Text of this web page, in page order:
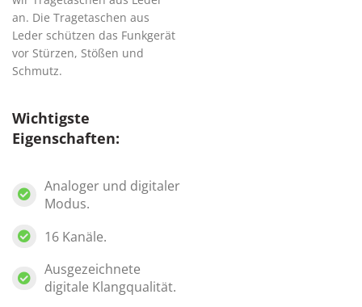
an. Die Tragetaschen aus
Leder schützen das Funkgerät
vor Stürzen, Stößen und
Schmutz.
Wichtigste
Eigenschaften:
Analoger und digitaler
Modus.
16 Kanäle.
Ausgezeichnete
digitale Klangqualität.